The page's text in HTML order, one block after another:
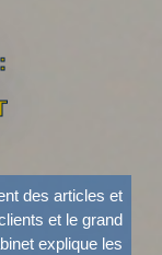
des articles et
et le grand
explique les